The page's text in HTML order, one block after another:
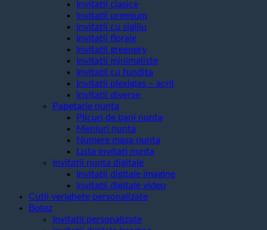
Invitatii clasice
Invitatii premium
Invitatii cu sigiliu
Invitatii florale
Invitatii greenery
Invitatii minimaliste
Invitatii cu fundita
Invitatii plexiglas – acril
Invitatii diverse
Papetarie nunta
Plicuri de bani nunta
Meniuri nunta
Numere masa nunta
Lista invitati nunta
Invitatii nunta digitale
Invitatii digitale imagine
Invitatii digitale video
Cutii verighete personalizate
Botez
Invitatii personalizate